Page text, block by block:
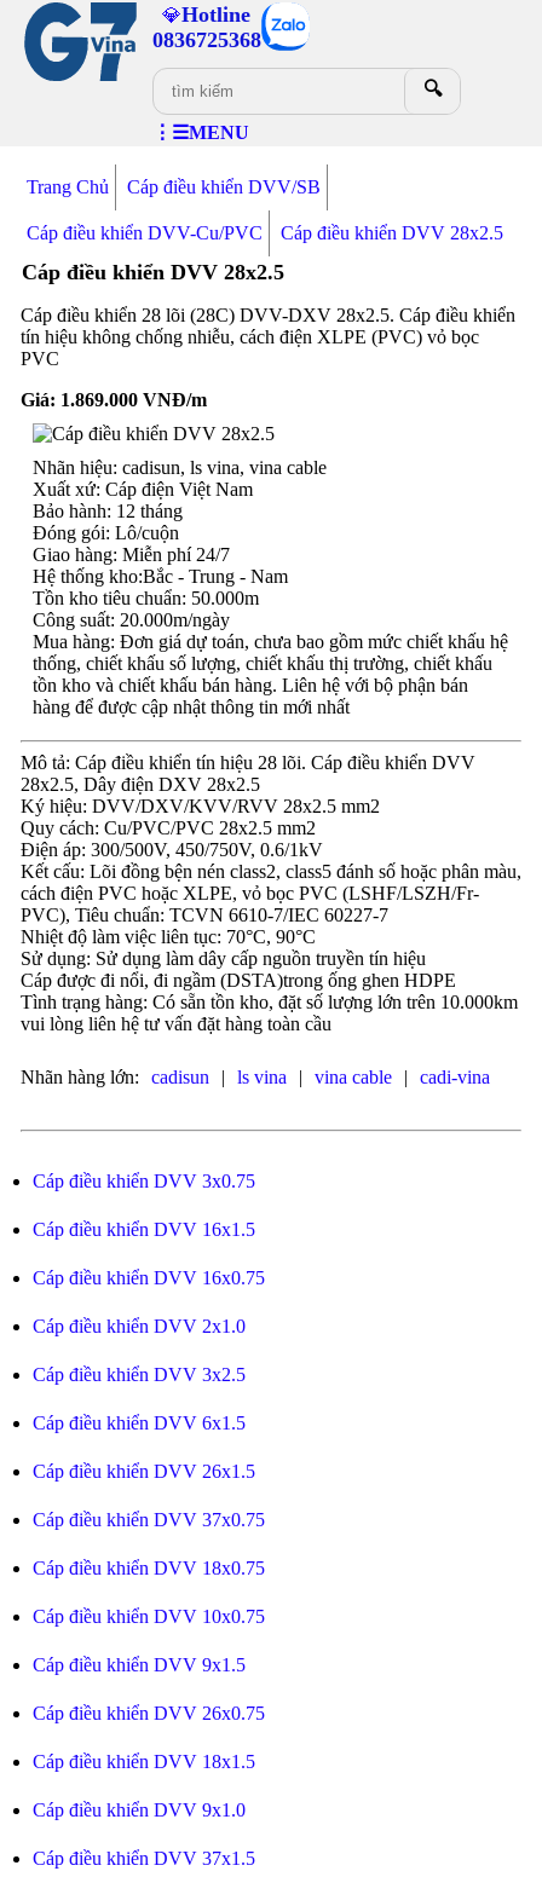
💎Hotline
0836725368
🔍
⋮☰MENU
Trang Chủ Cáp điều khiển DVV/SB
Cáp điều khiển DVV-Cu/PVC Cáp điều khiển DVV 28x2.5
Cáp điều khiển DVV 28x2.5
Cáp điều khiển 28 lõi (28C) DVV-DXV 28x2.5. Cáp điều khiển
tín hiệu không chống nhiễu, cách điện XLPE (PVC) vỏ bọc
PVC
Giá: 1.869.000VNĐ/m
Nhãn hiệu: cadisun, ls vina, vina cable
Xuất xứ: Cáp điện Việt Nam
Bảo hành: 12 tháng
Đóng gói: Lô/cuộn
Giao hàng: Miễn phí 24/7
Hệ thống kho:Bắc - Trung - Nam
Tồn kho tiêu chuẩn: 50.000m
Công suất: 20.000m/ngày
Mua hàng: Đơn giá dự toán, chưa bao gồm mức chiết khấu hệ
thống, chiết khấu số lượng, chiết khấu thị trường, chiết khấu
tồn kho và chiết khấu bán hàng. Liên hệ với bộ phận bán
hàng để được cập nhật thông tin mới nhất
Mô tả: Cáp điều khiển tín hiệu 28 lõi. Cáp điều khiển DVV
28x2.5, Dây điện DXV 28x2.5
Ký hiệu: DVV/DXV/KVV/RVV 28x2.5 mm2
Quy cách: Cu/PVC/PVC 28x2.5 mm2
Điện áp: 300/500V, 450/750V, 0.6/1kV
Kết cấu: Lõi đồng bện nén class2, class5 đánh số hoặc phân màu,
cách điện PVC hoặc XLPE, vỏ bọc PVC (LSHF/LSZH/Fr-
PVC), Tiêu chuẩn: TCVN 6610-7/IEC 60227-7
Nhiệt độ làm việc liên tục: 70°C, 90°C
Sử dụng: Sử dụng làm dây cấp nguồn truyền tín hiệu
Cáp được đi nổi, đi ngầm (DSTA)trong ống ghen HDPE
Tình trạng hàng: Có sẵn tồn kho, đặt số lượng lớn trên 10.000km
vui lòng liên hệ tư vấn đặt hàng toàn cầu
Nhãn hàng lớn: cadisun | ls vina | vina cable | cadi-vina
Cáp điều khiển DVV 3x0.75
Cáp điều khiển DVV 16x1.5
Cáp điều khiển DVV 16x0.75
Cáp điều khiển DVV 2x1.0
Cáp điều khiển DVV 3x2.5
Cáp điều khiển DVV 6x1.5
Cáp điều khiển DVV 26x1.5
Cáp điều khiển DVV 37x0.75
Cáp điều khiển DVV 18x0.75
Cáp điều khiển DVV 10x0.75
Cáp điều khiển DVV 9x1.5
Cáp điều khiển DVV 26x0.75
Cáp điều khiển DVV 18x1.5
Cáp điều khiển DVV 9x1.0
Cáp điều khiển DVV 37x1.5